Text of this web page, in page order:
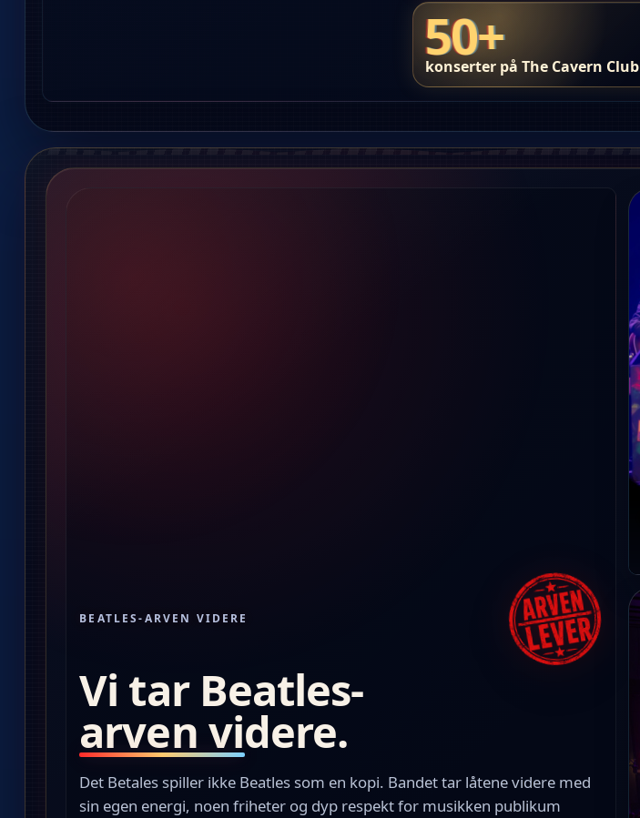
50+
konserter på The Cavern Club
BEATLES-ARVEN VIDERE
Vi tar Beatles-
arven videre.
Det Betales spiller ikke Beatles som en kopi. Bandet tar låtene videre med
sin egen energi, noen friheter og dyp respekt for musikken publikum